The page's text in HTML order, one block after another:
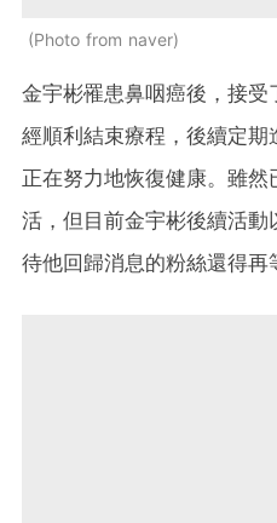
Photo from naver
金宇彬罹患鼻咽癌後，接
經順利結束療程，後續定期
正在努力地恢復健康。雖
活，但目前金宇彬後續活
待他回歸消息的粉絲還得再